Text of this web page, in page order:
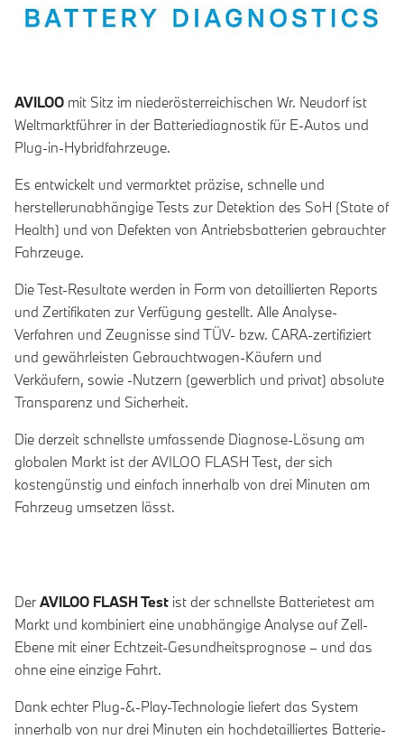
AVILOO mit Sitz im niederösterreichischen Wr. Neudorf ist
Weltmarktführer in der Batteriediagnostik für E-Autos und
Plug-in-Hybridfahrzeuge.
Es entwickelt und vermarktet präzise, schnelle und
herstellerunabhängige Tests zur Detektion des SoH (State of
Health) und von Defekten von Antriebsbatterien gebrauchter
Fahrzeuge.
Die Test-Resultate werden in Form von detaillierten Reports
und Zertifikaten zur Verfügung gestellt. Alle Analyse-
Verfahren und Zeugnisse sind TÜV- bzw. CARA-zertifiziert
und gewährleisten Gebrauchtwagen-Käufern und
Verkäufern, sowie -Nutzern (gewerblich und privat) absolute
Transparenz und Sicherheit.
Die derzeit schnellste umfassende Diagnose-Lösung am
globalen Markt ist der AVILOO FLASH Test, der sich
kostengünstig und einfach innerhalb von drei Minuten am
Fahrzeug umsetzen lässt.
Der AVILOO FLASH Test ist der schnellste Batterietest am
Markt und kombiniert eine unabhängige Analyse auf Zell-
Ebene mit einer Echtzeit-Gesundheitsprognose – und das
ohne eine einzige Fahrt.
Dank echter Plug-&-Play-Technologie liefert das System
innerhalb von nur drei Minuten ein hochdetailliertes Batterie-